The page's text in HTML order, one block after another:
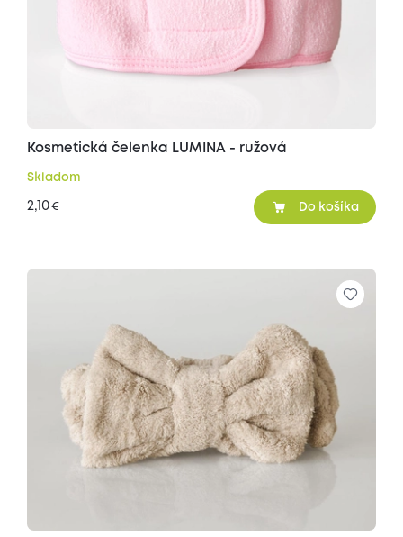
Kosmetická čelenka LUMINA - ružová
Skladom
2,10€ Do košíka